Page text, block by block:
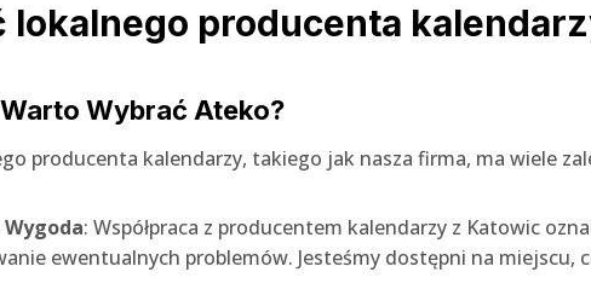
lokalnego producenta
Wybrać Ateko?
producenta kalendarzy, takiego jak nasza firma, ma wiele
: Współpraca z producentem kalendarzy z Katowic
ewentualnych problemów. Jesteśmy dostępni na miejscu,